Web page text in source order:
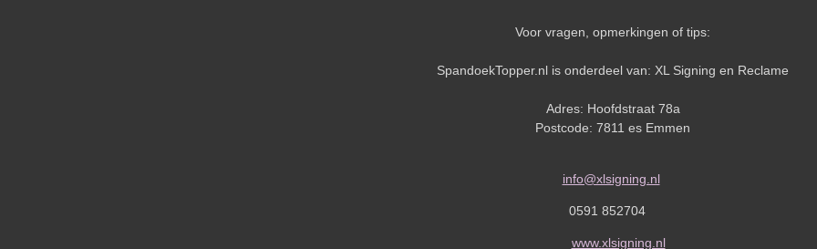
Voor vragen, opmerkingen of tips:
SpandoekTopper.nl is onderdeel van: XL Signing en Reclame
Adres: Hoofdstraat 78a
Postcode: 7811 es Emmen
info@xlsigning.nl
0591 852704
www.xlsigning.nl